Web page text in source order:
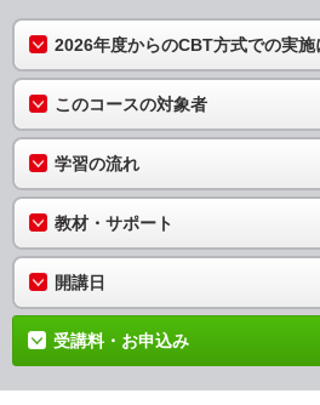
2026年度からのCBT方式での実施
このコースの対象者
学習の流れ
教材・サポート
開講日
受講料・お申込み